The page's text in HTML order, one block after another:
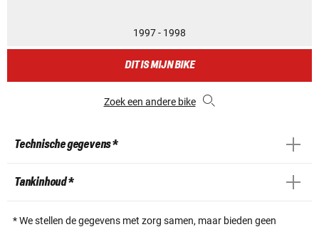
1997 - 1998
DIT IS MIJN BIKE
Zoek een andere bike
Technische gegevens *
Tankinhoud *
* We stellen de gegevens met zorg samen, maar bieden geen